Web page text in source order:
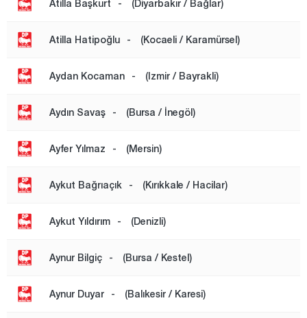
Şırnak
Sivas
Tokat
Tunceli
Uşak
Yalova
Yozgat
Atilla Başkurt - (Diyarbakır / Bağlar)
Atilla Hatipoğlu - (Kocaeli / Karamürsel)
Aydan Kocaman - (Izmir / Bayrakli)
Aydın Savaş - (Bursa / İnegöl)
Ayfer Yılmaz - (Mersin)
Aykut Bağrıaçık - (Kırıkkale / Hacilar)
Aykut Yıldırım - (Denizli)
Aynur Bilgiç - (Bursa / Kestel)
Aynur Duyar - (Balıkesir / Karesi)